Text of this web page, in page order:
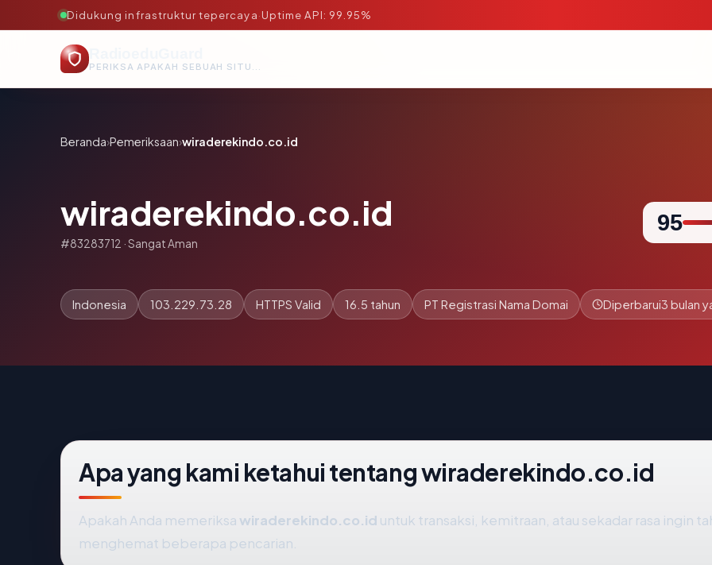
Didukung infrastruktur tepercaya·Uptime API: 99.95%
PERIKSA APAKAH SEBUAH SITUS AMAN, TEPERCAYA, DAN TERVERIFIKASI DALAM HITUNGAN DETIK.
Beranda›Pemeriksaan›wiraderekindo.co.id
wiraderekindo.co.id
#83283712 · Sangat Aman
95
Indonesia 103.229.73.28 HTTPS Valid 16.5 tahun PT Registrasi Nama Domai Diperbarui3 bulan
Apa yang kami ketahui tentang wiraderekindo.co.id
Apakah Anda memeriksa wiraderekindo.co.id untuk transaksi, kemitraan, atau sekadar rasa ingin
menghemat beberapa pencarian.